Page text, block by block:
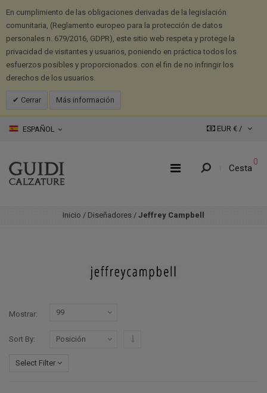
En cumplimiento de las obligaciones derivadas de la legislación
comunitaria, (Reglamento europeo para la protección de datos
personales n. 679/2016, GDPR), este sitio web respeta y protege la
privacidad de visitantes y usuarios, poniendo en práctica todos los
esfuerzos posibles y proporcionados. con el fin de no infringir los
derechos de los usuarios.
Cerrar Más información
ESPAÑOL EUR € /
Cesta
0
Inicio / Diseñadores / Jeffrey Campbell
Mostrar
Sort By
Select Filter